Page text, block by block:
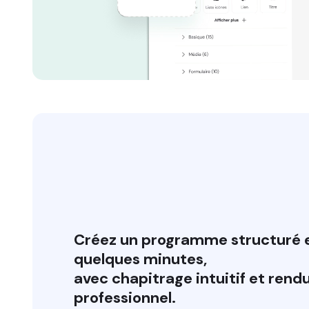
Créez un programme structuré
quelques minutes,
⁠avec chapitrage intuitif et
professionnel.